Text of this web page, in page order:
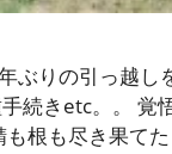
ぶりの引っ越し
続きetc。。 覚
根も尽き果てた